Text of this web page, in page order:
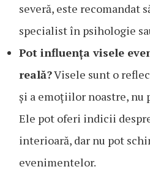
severă, este recomandat
specialist în psihologie
Pot influența visele
reală?Visele sunt o
și a emoțiilor noastre,
Ele pot oferi indicii
interioară, dar nu pot
evenimentelor.